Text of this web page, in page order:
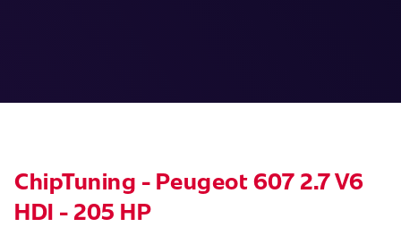
ChipTuning - Peugeot 607 2.7 V6
HDI - 205 HP